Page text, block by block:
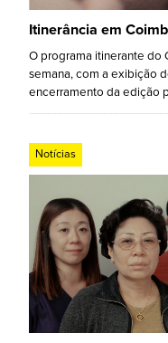
Itinerância em
O programa itinerante do
semana, com a exibição
encerramento da edição
Notícias